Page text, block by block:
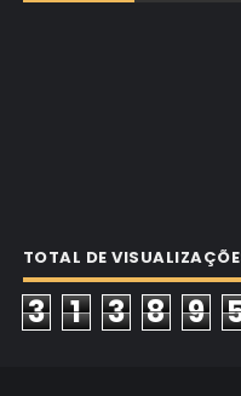
TOTAL DE
3 1 3 8 9